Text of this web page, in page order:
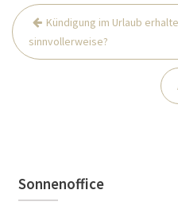
Beitrags-
Navigation
Kündigung im Urlaub
sinnvollerweise?
Sonnenoffice